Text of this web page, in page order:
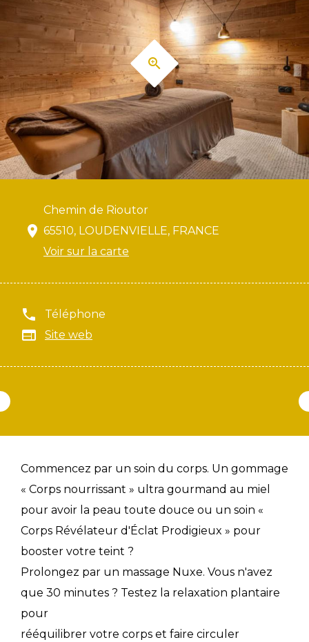
Chemin de Rioutor
65510, LOUDENVIELLE, FRANCE
Voir sur la carte
Téléphone
Site web
Commencez par un soin du corps. Un gommage
« Corps nourrissant » ultra gourmand au miel
pour avoir la peau toute douce ou un soin «
Corps Révélateur d'Éclat Prodigieux » pour
booster votre teint ?
Prolongez par un massage Nuxe. Vous n'avez
que 30 minutes ? Testez la relaxation plantaire
pour
rééquilibrer votre corps et faire circuler